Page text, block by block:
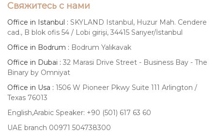
Свяжитесь с нами
Office in Istanbul : SKYLAND Istanbul, Huzur Mah. Cendere
cad., B blok ofis 54 / Lobi girişi, 34415 Sarıyer/İstanbul
Office in Bodrum : Bodrum Yalıkavak
Office in Dubai : 32 Marasi Drive Street - Business Bay - The
Binary by Omniyat
Office in Usa : 1506 W Pioneer Pkwy Suite 111 Arlington /
Texas 76013
English,Arabic Speaker: +90 (501) 617 63 60
UAE branch 00971 504738300